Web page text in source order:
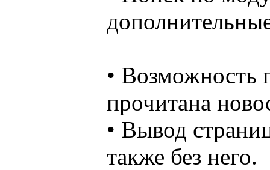
• Возможность
прочитана
• Вывод
также без него.